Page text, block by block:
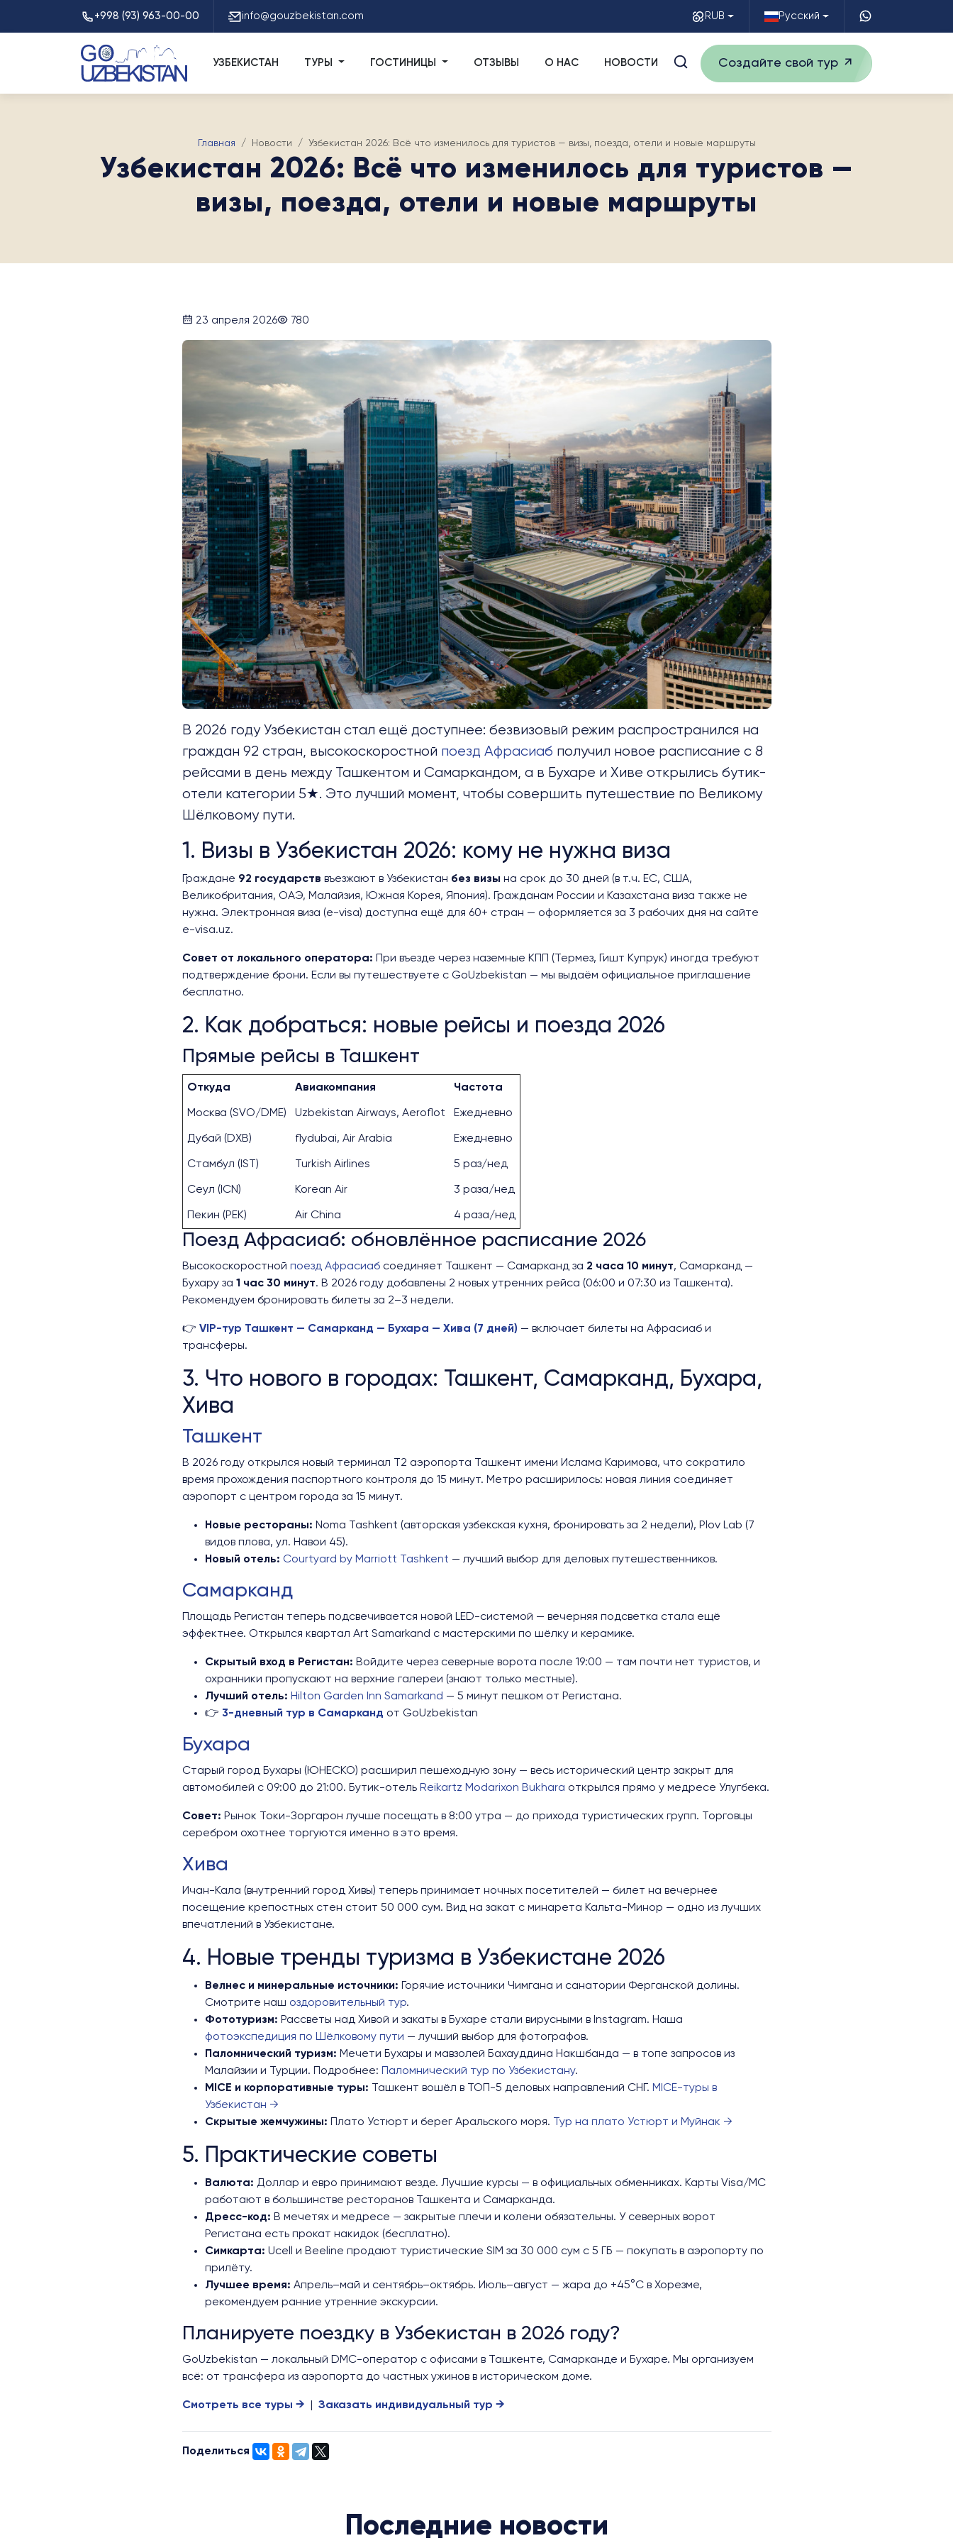
+998 (93) 963-00-00 info@gouzbekistan.com RUB Русский
УЗБЕКИСТАН ТУРЫ ГОСТИНИЦЫ ОТЗЫВЫ О НАС НОВОСТИ Создайте свой тур
Главная Новости Узбекистан 2026: Всё что изменилось для туристов — визы, поезда, отели и новые маршруты
Узбекистан 2026: Всё что изменилось для туристов —
визы, поезда, отели и новые маршруты
23 апреля 2026 780
В 2026 году Узбекистан стал ещё доступнее: безвизовый режим распространился на
граждан 92 стран, высокоскоростной поезд Афрасиаб получил новое расписание с 8
рейсами в день между Ташкентом и Самаркандом, а в Бухаре и Хиве открылись бутик-
отели категории 5★. Это лучший момент, чтобы совершить путешествие по Великому
Шёлковому пути.
1. Визы в Узбекистан 2026: кому не нужна виза
Граждане 92 государств въезжают в Узбекистан без визы на срок до 30 дней (в т.ч. ЕС, США,
Великобритания, ОАЭ, Малайзия, Южная Корея, Япония). Гражданам России и Казахстана виза также не
нужна. Электронная виза (e-visa) доступна ещё для 60+ стран — оформляется за 3 рабочих дня на сайте
e-visa.uz.
Совет от локального оператора: При въезде через наземные КПП (Термез, Гишт Купрук) иногда требуют
подтверждение брони. Если вы путешествуете с GoUzbekistan — мы выдаём официальное приглашение
бесплатно.
2. Как добраться: новые рейсы и поезда 2026
Прямые рейсы в Ташкент
Откуда Авиакомпания Частота
Москва (SVO/DME) Uzbekistan Airways, Aeroflot Ежедневно
Дубай (DXB) flydubai, Air Arabia Ежедневно
Стамбул (IST) Turkish Airlines 5 раз/нед
Сеул (ICN) Korean Air 3 раза/нед
Пекин (PEK) Air China 4 раза/нед
Поезд Афрасиаб: обновлённое расписание 2026
Высокоскоростной поезд Афрасиабсоединяет Ташкент — Самарканд за 2 часа 10 минут, Самарканд —
Бухару за 1 час 30 минут. В 2026 году добавлены 2 новых утренних рейса (06:00 и 07:30 из Ташкента).
Рекомендуем бронировать билеты за 2–3 недели.
👉 VIP-тур Ташкент — Самарканд — Бухара — Хива (7 дней) — включает билеты на Афрасиаб и
трансферы.
3. Что нового в городах: Ташкент, Самарканд, Бухара,
Хива
Ташкент
В 2026 году открылся новый терминал T2 аэропорта Ташкент имени Ислама Каримова, что сократило
время прохождения паспортного контроля до 15 минут. Метро расширилось: новая линия соединяет
аэропорт с центром города за 15 минут.
Новые рестораны: Noma Tashkent (авторская узбекская кухня, бронировать за 2 недели), Plov Lab (7
видов плова, ул. Навои 45).
Новый отель: Courtyard by Marriott Tashkent — лучший выбор для деловых путешественников.
Самарканд
Площадь Регистан теперь подсвечивается новой LED-системой — вечерняя подсветка стала ещё
эффектнее. Открылся квартал Art Samarkand с мастерскими по шёлку и керамике.
Скрытый вход в Регистан: Войдите через северные ворота после 19:00 — там почти нет туристов, и
охранники пропускают на верхние галереи (знают только местные).
Лучший отель: Hilton Garden Inn Samarkand — 5 минут пешком от Регистана.
👉 3-дневный тур в Самарканд от GoUzbekistan
Бухара
Старый город Бухары (ЮНЕСКО) расширил пешеходную зону — весь исторический центр закрыт для
автомобилей с 09:00 до 21:00. Бутик-отель Reikartz Modarixon Bukhara открылся прямо у медресе Улугбека.
Совет: Рынок Токи-Зоргарон лучше посещать в 8:00 утра — до прихода туристических групп. Торговцы
серебром охотнее торгуются именно в это время.
Хива
Ичан-Кала (внутренний город Хивы) теперь принимает ночных посетителей — билет на вечернее
посещение крепостных стен стоит 50 000 сум. Вид на закат с минарета Кальта-Минор — одно из лучших
впечатлений в Узбекистане.
4. Новые тренды туризма в Узбекистане 2026
Велнес и минеральные источники: Горячие источники Чимгана и санатории Ферганской долины.
Смотрите наш оздоровительный тур.
Фототуризм: Рассветы над Хивой и закаты в Бухаре стали вирусными в Instagram. Наша
фотоэкспедиция по Шёлковому пути — лучший выбор для фотографов.
Паломнический туризм: Мечети Бухары и мавзолей Бахауддина Накшбанда — в топе запросов из
Малайзии и Турции. Подробнее:
Паломнический тур по Узбекистану.
MICE и корпоративные туры: Ташкент вошёл в ТОП-5 деловых направлений СНГ. MICE-туры в
Узбекистан →
Скрытые жемчужины: Плато Устюрт и берег Аральского моря. Тур на плато Устюрт и Муйнак →
5. Практические советы
Валюта: Доллар и евро принимают везде. Лучшие курсы — в официальных обменниках. Карты Visa/MC
работают в большинстве ресторанов Ташкента и Самарканда.
Дресс-код: В мечетях и медресе — закрытые плечи и колени обязательны. У северных ворот
Регистана есть прокат накидок (бесплатно).
Симкарта: Ucell и Beeline продают туристические SIM за 30 000 сум с 5 ГБ — покупать в аэропорту по
прилёту.
Лучшее время: Апрель–май и сентябрь–октябрь. Июль–август — жара до +45°C в Хорезме,
рекомендуем ранние утренние экскурсии.
Планируете поездку в Узбекистан в 2026 году?
GoUzbekistan — локальный DMC-оператор с офисами в Ташкенте, Самарканде и Бухаре. Мы организуем
всё: от трансфера из аэропорта до частных ужинов в историческом доме.
Смотреть все туры → Заказать индивидуальный тур →
Поделиться
Последние новости